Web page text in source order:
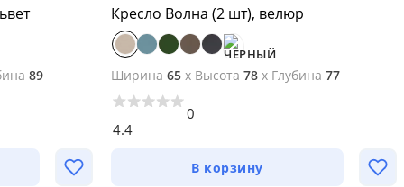
89
Кресло Волна (2 шт), велюр
Ширина 65 x Высота 78 x Глубина 77
4.4
0
В корзину